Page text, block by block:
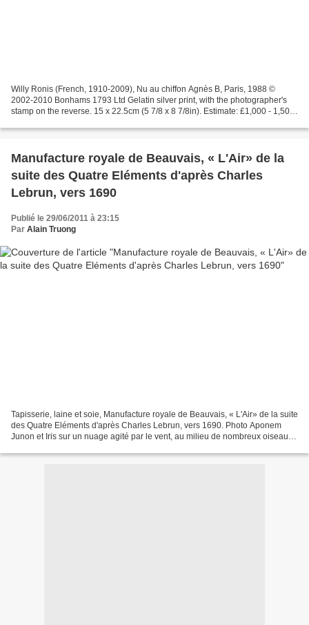
Willy Ronis (French, 1910-2009), Nu au chiffon Agnès B, Paris, 1988 ©
2002-2010 Bonhams 1793 Ltd Gelatin silver print, with the photographer's
stamp on the reverse. 15 x 22.5cm (5 7/8 x 8 7/8in). Estimate: £1,000 - 1,500,
Manufacture royale de Beauvais, « L'Air» de la
suite des Quatre Eléments d'après Charles
Lebrun, vers 1690
Publié le 29/06/2011 à 23:15
Par Alain Truong
Tapisserie, laine et soie, Manufacture royale de Beauvais, « L'Air» de la suite
des Quatre Eléments d'après Charles Lebrun, vers 1690. Photo Aponem
Junon et Iris sur un nuage agité par le vent, au milieu de nombreux oiseaux.